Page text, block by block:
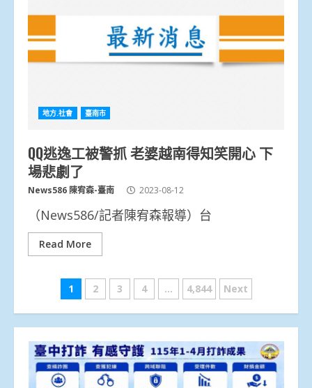
地方.社會 臺南市
QQ逃逸工被警抓 老婆越南得知笑開心 下
場悲劇了
News586 陳宥森-臺南 2023-08-12
（News586/記者陳宥森報導）台
Read More
文
章
分
頁
1 2 3 4 ... 4,844 Next